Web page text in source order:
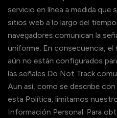
servicio en línea a medida que
sitios web a lo largo del
navegadores comunican la
uniforme. En consecuencia,
aún no están configurados
las señales Do Not Track
Aun así, como se describe
esta Política, limitamos
Información Personal. Para